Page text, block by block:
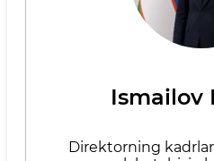
Ismailov
Direktorning kadrlar